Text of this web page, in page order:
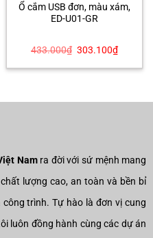
Ổ cắm USB đơn, màu xám,
ED-U01-GR
433.000₫ Giá
là:
303.100₫Giá
hiện
tại
Namra đời với sứ mệnh mang
lượng cao, an toàn và bền bỉ
trình. Tự hào là đơn vị cung
luôn đồng hành cùng các dự án